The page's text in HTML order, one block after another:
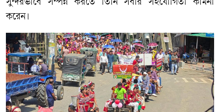
সুন্দরভাবে সম্পন্ন করতে তিনি সবার সহযোগিতা কামনা
করেন।